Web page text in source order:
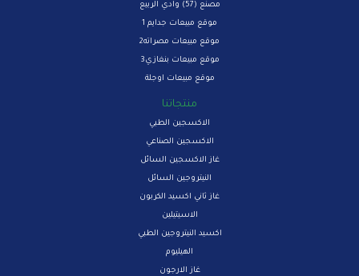
مصنع (57) وادي الربيع
موقع مبيعات جدايم 1
موقع مبيعات مصراته2
موقع مبيعات بنغازي3
موقع مبيعات اوجلة
منتجاتنا
الاكسجين الطبي
الاكسجين الصناعي
غاز الاكسجين السائل
النيتروجين السائل
غاز ثاني اكسيد الكربون
الاسيتيلين
اكسيد النيتروجين الطبي
الهيليوم
غاز الارجون